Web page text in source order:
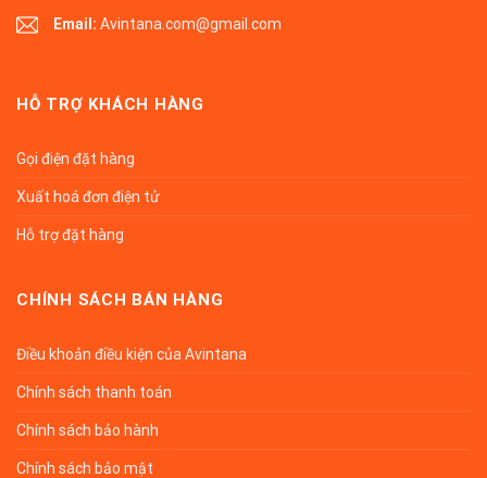
Email: Avintana.com@gmail.com
HỖ TRỢ KHÁCH HÀNG
Gọi điện đặt hàng
Xuất hoá đơn điện tử
Hỗ trợ đặt hàng
CHÍNH SÁCH BÁN HÀNG
Điều khoản điều kiện của Avintana
Chính sách thanh toán
Chính sách bảo hành
Chính sách bảo mật